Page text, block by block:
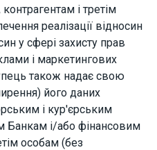
і третім
реалізації відносин
у сфері захисту прав
і маркетингових
також надає свою
його даних
і кур'єрським
Банкам і/або фінансовим
особам (без